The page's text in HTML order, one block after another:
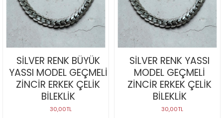
SİLVER RENK BÜYÜK
YASSI MODEL GEÇMELİ
ZİNCİR ERKEK ÇELİK
BİLEKLİK
30,00TL
SİLVER RENK YASSI
MODEL GEÇMELİ
ZİNCİR ERKEK ÇELİK
BİLEKLİK
30,00TL